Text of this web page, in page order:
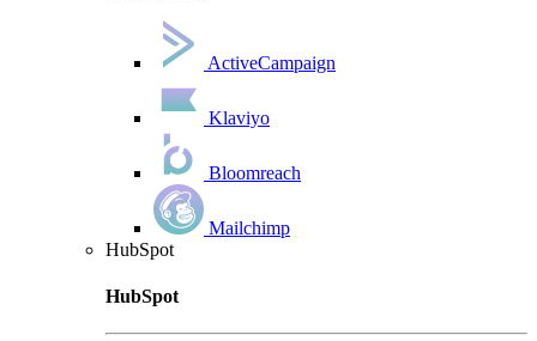
ActiveCampaign
Klaviyo
Bloomreach
Mailchimp
HubSpot
HubSpot